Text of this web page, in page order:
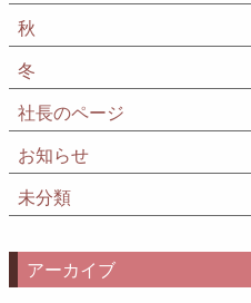
秋
冬
社長のページ
お知らせ
未分類
アーカイブ